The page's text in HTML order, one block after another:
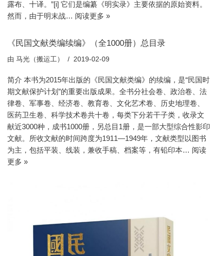
露布、十译。”[i] 它们是编纂《明实录》主要依据的原始资料。
然而，由于明末战… 阅读更多 »
《民国文献类编续编》（全1000册）总目录
由 马光（搬运工） 2019-02-09
简介 本书为2015年出版的《民国文献类编》的续编，是“民国时
期文献保护计划”的重要出版成果。全书分社会卷、政治卷、法
律卷、军事卷、经济卷、教育卷、文化艺术卷、历史地理卷、
医药卫生卷、科学技术卷共十卷，每类下分若干子类，收录文
献近3000种，成书1000册，另总目1册，是一部大型综合性影印
文献。所收文献的时间跨度为1911—1949年，文献类型以图书
为主，包括平装、线装，兼收手稿、档案等，有铅印本… 阅读
更多 »